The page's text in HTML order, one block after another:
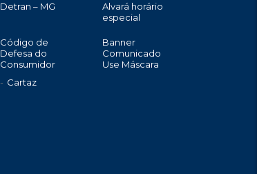
Detran – MG
Alvará horário
especial
Código de
Defesa do
Consumidor
Cartaz
Banner
Comunicado
Use Máscara